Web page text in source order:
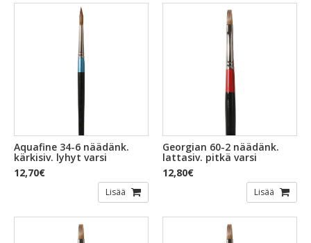
Aquafine 34-6 näädänk.
kärkisiv. lyhyt varsi
12,70€
Lisää
Georgian 60-2 näädänk.
lattasiv. pitkä varsi
12,80€
Lisää